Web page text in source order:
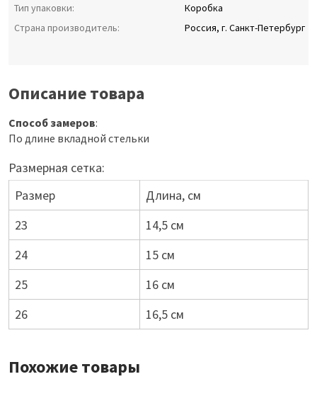
Тип упаковки:
Коробка
Страна производитель:
Россия, г. Санкт-Петербург
Описание товара
Способ замеров:
По длине вкладной стельки
Размерная сетка:
Размер
Длина, см
23
14,5 см
24
15 см
25
16 см
26
16,5 см
Похожие товары